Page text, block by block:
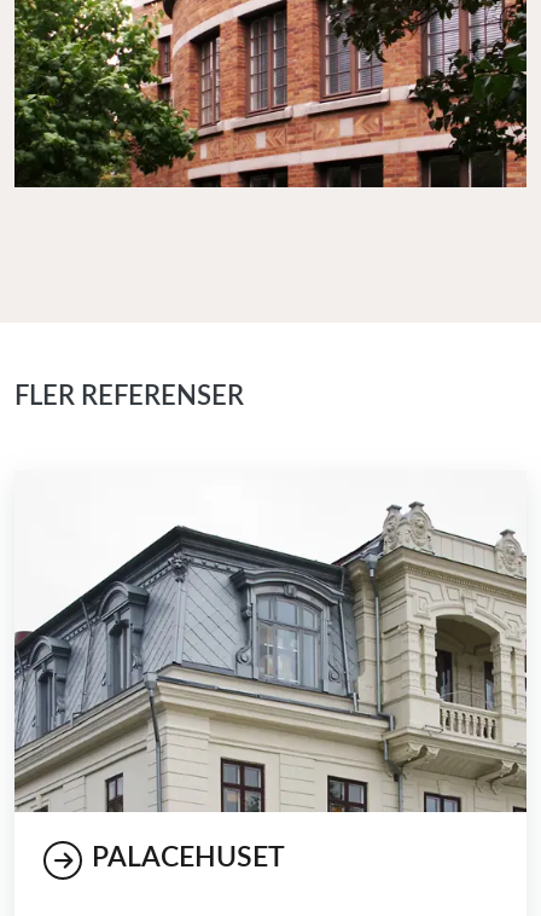
FLER REFERENSER
PALACEHUSET